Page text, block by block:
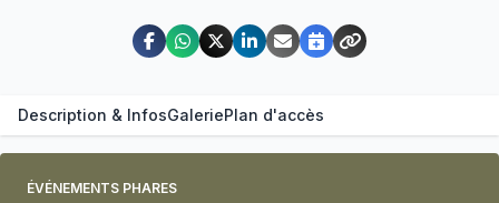
Description & InfosGaleriePlan d'accès
ÉVÉNEMENTS PHARES